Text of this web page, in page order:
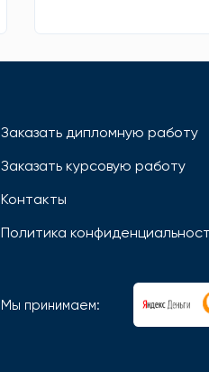
Заказать дипломную работу
Заказать курсовую работу
Контакты
Политика
Мы принимаем: